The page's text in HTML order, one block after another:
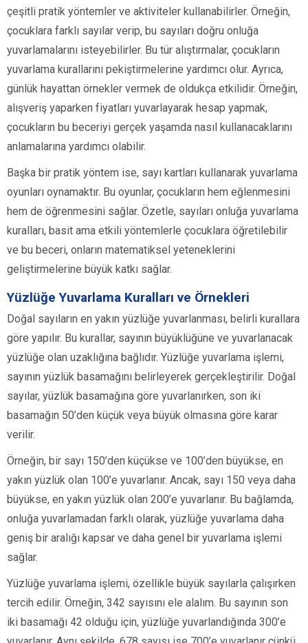
çeşitli pratik yöntemler ve aktiviteler kullanabilirler. Örneğin,
çocuklara farklı sayılar verip, bu sayıları doğru onluğa
yuvarlamalarını isteyebilirler. Bu tür alıştırmalar, çocukların
yuvarlama kurallarını pekiştirmelerine yardımcı olur. Ayrıca,
günlük hayattan örnekler vermek de oldukça etkilidir. Örneğin,
alışveriş yaparken fiyatları yuvarlayarak hesap yapmak,
çocukların bu beceriyi gerçek yaşamda nasıl kullanacaklarını
anlamalarına yardımcı olabilir.
Başka bir pratik yöntem ise, sayı kartları kullanarak yuvarlama
oyunları oynamaktır. Bu oyunlar, çocukların hem eğlenmesini
hem de öğrenmesini sağlar. Özetle, sayıları onluğa yuvarlama
kuralları, basit ama etkili yöntemlerle çocuklara öğretilebilir
ve bu beceri, onların matematiksel yeteneklerini
geliştirmelerine büyük katkı sağlar.
Yüzlüğe Yuvarlama Kuralları ve Örnekleri
Doğal sayıların en yakın yüzlüğe yuvarlanması, belirli kurallara
göre yapılır. Bu kurallar, sayının büyüklüğüne ve yuvarlanacak
yüzlüğe olan uzaklığına bağlıdır. Yüzlüğe yuvarlama işlemi,
sayının yüzlük basamağını belirleyerek gerçekleştirilir. Doğal
sayılar, yüzlük basamağına göre yuvarlanırken, son iki
basamağın 50’den küçük veya büyük olmasına göre karar
verilir.
Örneğin, bir sayı 150’den küçükse ve 100’den büyükse, en
yakın yüzlük olan 100’e yuvarlanır. Ancak, sayı 150 veya daha
büyükse, en yakın yüzlük olan 200’e yuvarlanır. Bu bağlamda,
onluğa yuvarlamadan farklı olarak, yüzlüğe yuvarlama daha
geniş bir aralığı kapsar ve daha genel bir yuvarlama işlemi
sağlar.
Yüzlüğe yuvarlama işlemi, özellikle büyük sayılarla çalışırken
tercih edilir. Örneğin, 342 sayısını ele alalım. Bu sayının son
iki basamağı 42 olduğu için, yüzlüğe yuvarlandığında 300’e